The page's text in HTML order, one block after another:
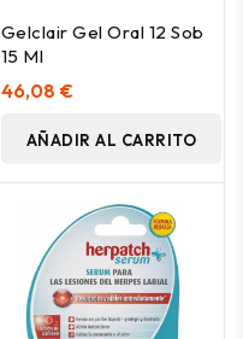
Gelclair Gel Oral 12 Sob
15 Ml
46,08 €
AÑADIR AL CARRITO